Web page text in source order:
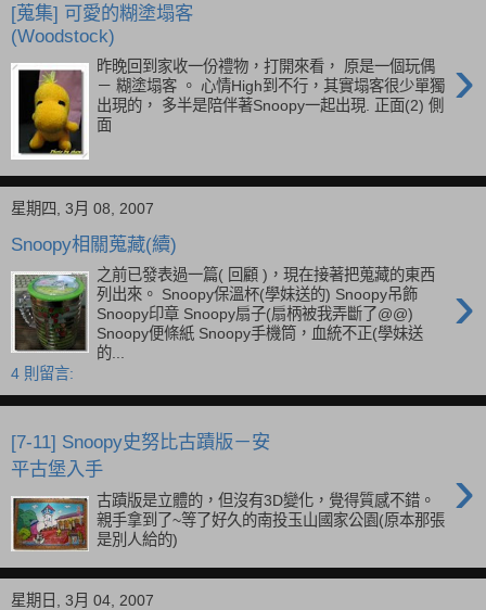
[蒐集] 可愛的糊塗塌客
(Woodstock)
›
昨晚回到家收一份禮物，打開來看， 原是一個玩偶
－ 糊塗塌客 。 心情High到不行，其實塌客很少單獨
出現的， 多半是陪伴著Snoopy一起出現. 正面(2) 側
面
星期四, 3月 08, 2007
Snoopy相關蒐藏(續)
›
之前已發表過一篇( 回顧 )，現在接著把蒐藏的東西
列出來。 Snoopy保溫杯(學妹送的) Snoopy吊飾
Snoopy印章 Snoopy扇子(扇柄被我弄斷了@@)
Snoopy便條紙 Snoopy手機筒，血統不正(學妹送
的...
4 則留言:
[7-11] Snoopy史努比古蹟版－安
平古堡入手
›
古蹟版是立體的，但沒有3D變化，覺得質感不錯。
親手拿到了~等了好久的南投玉山國家公園(原本那張
是別人給的)
星期日, 3月 04, 2007